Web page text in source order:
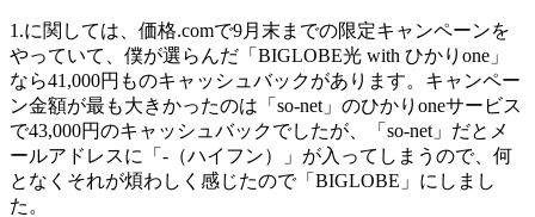
1.に関しては、価格.comで9月末までの限定キャンペーンを
やっていて、僕が選らんだ「BIGLOBE光 with ひかりone」
なら41,000円ものキャッシュバックがあります。キャンペー
ン金額が最も大きかったのは「so-net」のひかりoneサービス
で43,000円のキャッシュバックでしたが、「so-net」だとメ
ールアドレスに「-（ハイフン）」が入ってしまうので、何
となくそれが煩わしく感じたので「BIGLOBE」にしまし
た。